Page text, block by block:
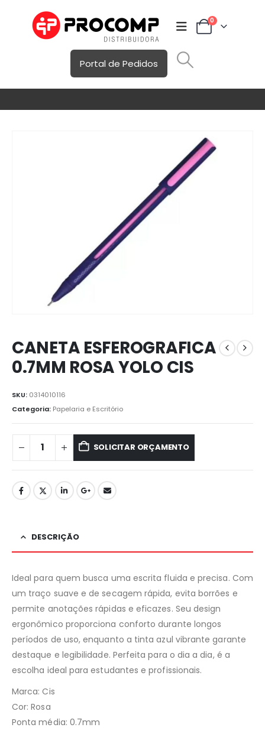
0
Portal de Pedidos
CANETA ESFEROGRAFICA
0.7MM ROSA YOLO CIS
SKU: 0314010116
Categoria: Papelaria e Escritório
SOLICITAR ORÇAMENTO
DESCRIÇÃO
Ideal para quem busca uma escrita fluida e precisa. Com
um traço suave e de secagem rápida, evita borrões e
permite anotações rápidas e eficazes. Seu design
ergonômico proporciona conforto durante longos
períodos de uso, enquanto a tinta azul vibrante garante
destaque e legibilidade. Perfeita para o dia a dia, é a
escolha ideal para estudantes e profissionais.
Marca: Cis
Cor: Rosa
Ponta média: 0.7mm